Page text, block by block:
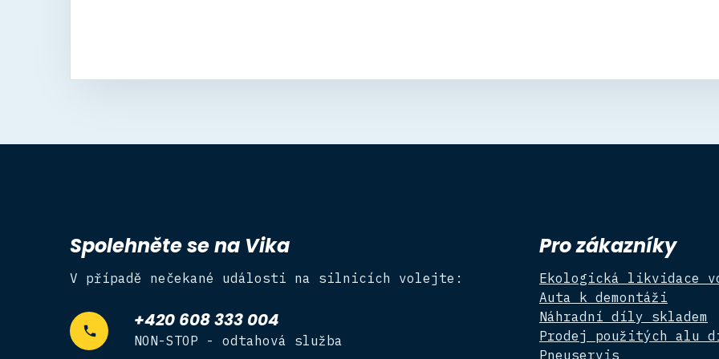
Spolehněte se na Vika
V případě nečekané události na silnicích volejte:
+420 608 333 004
NON-STOP - odtahová služba
Pro zákazníky
Ekologická likvidace
Auta k demontáži
Náhradní díly skladem
Prodej použitých alu
Pneuservis